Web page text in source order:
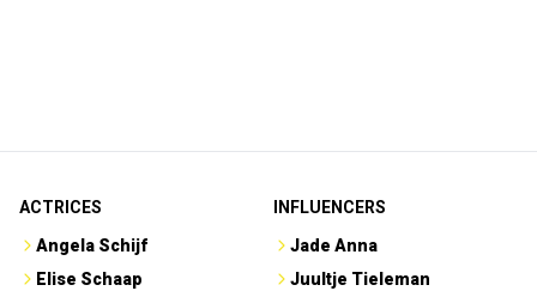
ACTRICES
Angela Schijf
Elise Schaap
INFLUENCERS
Jade Anna
Juultje Tieleman